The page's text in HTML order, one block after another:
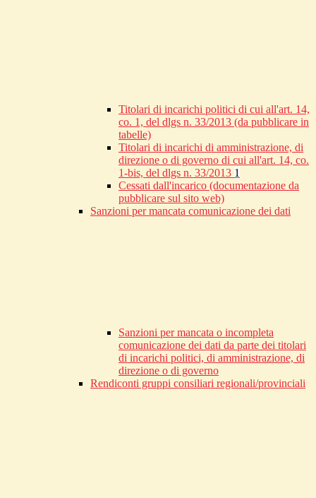
Titolari di incarichi politici di cui all'art. 14,
co. 1, del dlgs n. 33/2013 (da pubblicare in
tabelle)
Titolari di incarichi di amministrazione, di
direzione o di governo di cui all'art. 14, co.
1-bis, del dlgs n. 33/2013 1
Cessati dall'incarico (documentazione da
pubblicare sul sito web)
Sanzioni per mancata comunicazione dei dati
Sanzioni per mancata o incompleta
comunicazione dei dati da parte dei titolari
di incarichi politici, di amministrazione, di
direzione o di governo
Rendiconti gruppi consiliari regionali/provinciali